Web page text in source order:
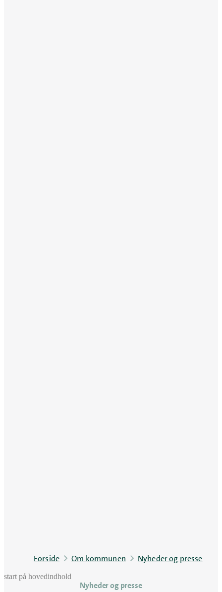
Forside Om kommunen Nyheder og presse
start på hovedindhold
Nyheder og pressesenest opdateret 11. juni 2026